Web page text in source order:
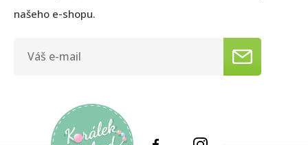
našeho e-shopu.